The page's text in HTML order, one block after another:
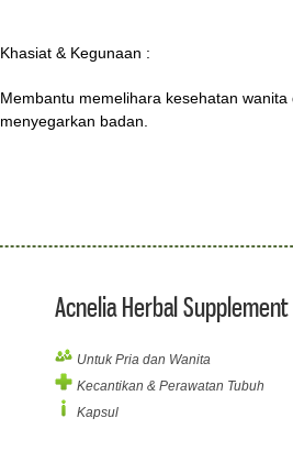
Khasiat & Kegunaan :
Membantu memelihara kesehatan wanita
menyegarkan badan.
Acnelia Herbal Supplement
Untuk Pria dan Wanita
Kecantikan & Perawatan Tubuh
Kapsul